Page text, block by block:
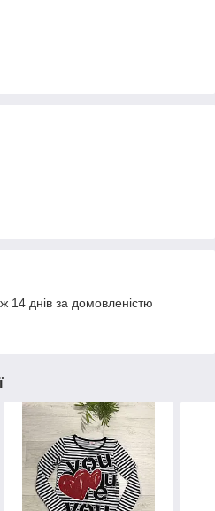
14 днів за домовленістю